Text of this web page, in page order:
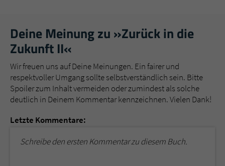
Deine Meinung zu »Zurück in die
Zukunft II«
Wir freuen uns auf Deine Meinungen. Ein fairer und
respektvoller Umgang sollte selbstverständlich sein. Bitte
Spoiler zum Inhalt vermeiden oder zumindest als solche
deutlich in Deinem Kommentar kennzeichnen. Vielen Dank!
Letzte Kommentare:
Schreibe den ersten Kommentar zu diesem Buch.